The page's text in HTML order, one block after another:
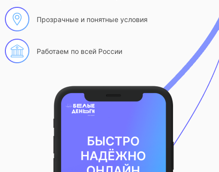
Прозрачные и понятные условия
Работаем по всей России